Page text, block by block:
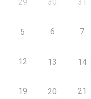
29 30 31
5 6 7
12 13 14
19 20 21